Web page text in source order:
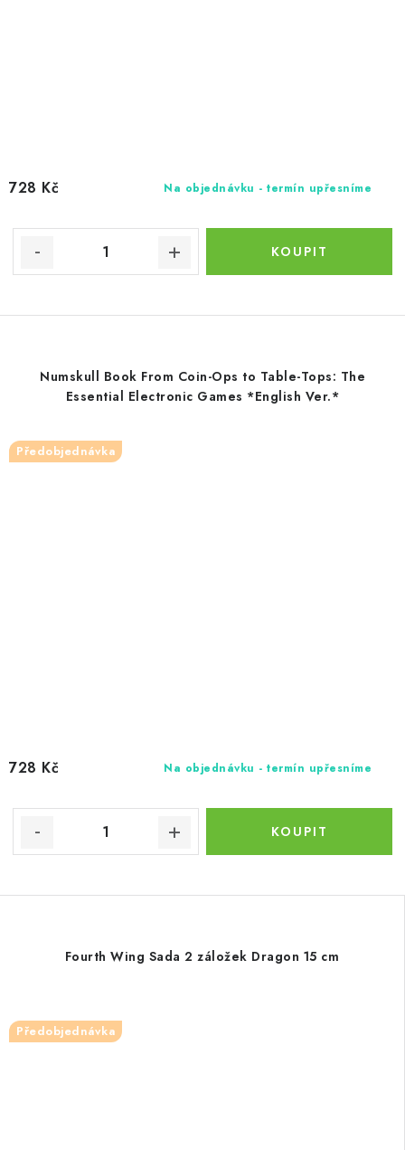
Na objednávku - termín upřesníme
728 Kč
Numskull Book From Coin-Ops to Table-Tops: The
Essential Electronic Games *English Ver.*
Předobjednávka
Na objednávku - termín upřesníme
728 Kč
Fourth Wing Sada 2 záložek Dragon 15 cm
Předobjednávka